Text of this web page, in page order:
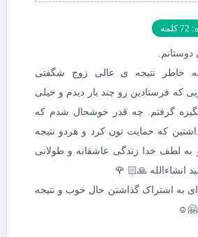
خاطر نتیجه ی عالی زوج شگفتی
که فرستادین رو چند بار دیدم و خیلی
گرفتم. چه قدر خوشحال شدم که
که حمایت تون کرد و هردو نتیجه
به لطف خدا زندگی عاشقانه و طولانی
انشاءالله 🙏🏻 🌹
به اشتراک گذاشتن حال خوب و نتیجه
🤗☺️